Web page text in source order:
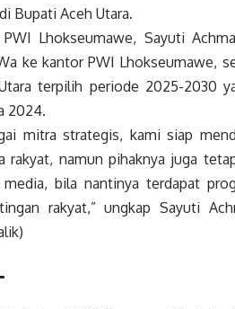
Bupati Aceh Utara.
PWI Lhokseumawe, Sayuti
ke kantor PWI Lhokseumawe,
terpilih periode 2025-2030
2024.
mitra strategis, kami siap
rakyat, namun pihaknya juga
bila nantinya terdapat
rakyat,” ungkap Sayuti